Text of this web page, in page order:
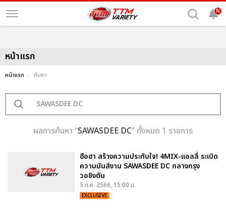
N
หน้าแรก
หน้าแรก ค้นหา
ผลการค้นหา “SAWASDEE DC” ทั้งหมด 1 รายการ
ฮือฮา สร้างความประทับใจ! 4MIX-แอลลี่ ระเบิด
ความมันส์งาน SAWASDEE DC กลางกรุง
วอชิงตัน
5 ก.ค. 2566, 15:00 น.
EXCLUSIVE